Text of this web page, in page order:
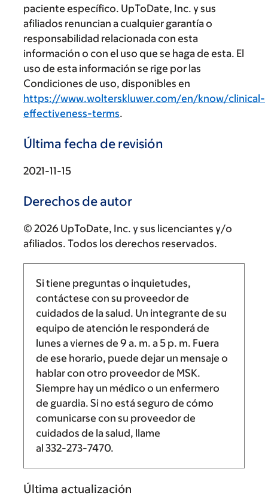
paciente específico. UpToDate, Inc. y sus
afiliados renuncian a cualquier garantía o
responsabilidad relacionada con esta
información o con el uso que se haga de esta. El
uso de esta información se rige por las
Condiciones de uso, disponibles en
https://www.wolterskluwer.com/en/know/clinical-
effectiveness-terms.
Última fecha de revisión
2021-11-15
Derechos de autor
© 2026 UpToDate, Inc. y sus licenciantes y/o
afiliados. Todos los derechos reservados.
Si tiene preguntas o inquietudes,
contáctese con su proveedor de
cuidados de la salud. Un integrante de su
equipo de atención le responderá de
lunes a viernes de 9 a. m. a5 p. m. Fuera
de ese horario, puede dejar un mensaje o
hablar con otro proveedor de MSK.
Siempre hay un médico o un enfermero
de guardia. Si no está seguro de cómo
comunicarse con su proveedor de
cuidados de la salud, llame
al 332-273-7470.
Última actualización